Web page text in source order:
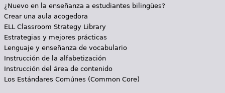
¿Nuevo en la enseñanza a estudiantes bilingües?
Crear una aula acogedora
ELL Classroom Strategy Library
Estrategias y mejores prácticas
Lenguaje y enseñanza de vocabulario
Instrucción de la alfabetización
Instrucción del área de contenido
Los Estándares Comúnes (Common Core)